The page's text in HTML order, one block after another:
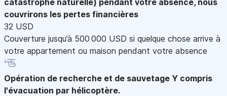
couvrirons les pertes financières
32 USD
Couverture jusqu’à 500 000 USD si quelque chose arrive à
votre appartement ou maison pendant votre absence
Opération de recherche et de sauvetage Y compris
l'évacuation par hélicoptère.